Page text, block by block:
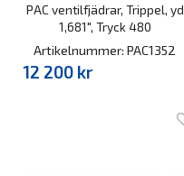
PAC ventilfjädrar, Trippel, yd
1,681", Tryck 480
Artikelnummer: PAC1352
12 200 kr